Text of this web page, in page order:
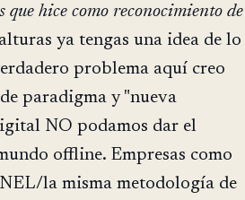
hice como reconocimiento de
ya tengas una idea de lo
problema aquí creo
paradigma y "nueva
NO podamos dar el
offline. Empresas como
la misma metodología de